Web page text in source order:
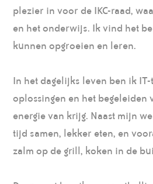
plezier in voor de IKC-raad,
en het onderwijs. Ik vind het
kunnen opgroeien en leren.
In het dagelijks leven ben ik
oplossingen en het begeleiden
energie van krijg. Naast mijn
tijd samen, lekker eten, en
zalm op de grill, koken in de